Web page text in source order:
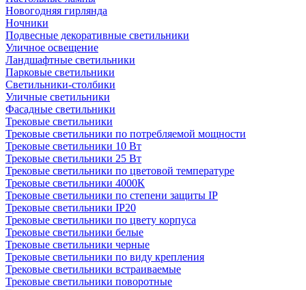
Новогодняя гирлянда
Ночники
Подвесные декоративные светильники
Уличное освещение
Ландшафтные светильники
Парковые светильники
Светильники-столбики
Уличные светильники
Фасадные светильники
Трековые светильники
Трековые светильники по потребляемой мощности
Трековые светильники 10 Вт
Трековые светильники 25 Вт
Трековые светильники по цветовой температуре
Трековые светильники 4000К
Трековые светильники по степени защиты IP
Трековые светильники IP20
Трековые светильники по цвету корпуса
Трековые светильники белые
Трековые светильники черные
Трековые светильники по виду крепления
Трековые светильники встраиваемые
Трековые светильники поворотные